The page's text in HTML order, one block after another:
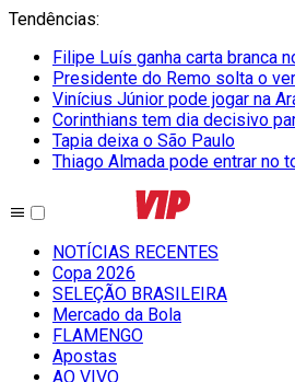
Tendências:
Filipe Luís ganha carta branca
Presidente do Remo solta o
Vinícius Júnior pode jogar na
Corinthians tem dia decisivo
Tapia deixa o São Paulo
Thiago Almada pode entrar no
NOTÍCIAS RECENTES
Copa 2026
SELEÇÃO BRASILEIRA
Mercado da Bola
FLAMENGO
Apostas
AO VIVO